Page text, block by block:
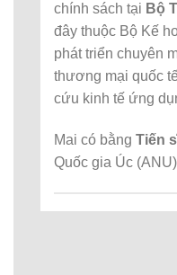
chính sách tại Bộ
đây thuộc Bộ Kế
phát triển chuyên
thương mại quốc
cứu kinh tế ứng
Mai có bằng Tiến
Quốc gia Úc